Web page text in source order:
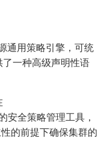
通用策略引擎，可统
一种高级声明性语
安全策略管理工具，
的前提下确保集群的